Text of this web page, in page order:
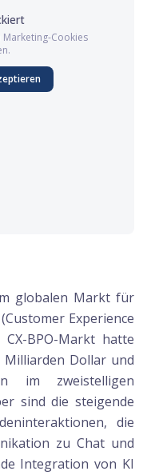
Marketing-Cookies
globalen Markt für
Experience
BPO-Markt hatte
Dollar und
im zweistelligen
sind die steigende
die
zu Chat und
Integration von KI